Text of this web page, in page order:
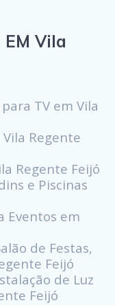
EM Vila
TV em Vila
Regente
Regente Feijó
e Piscinas
Eventos em
de Festas,
Feijó
de Luz
Feijó